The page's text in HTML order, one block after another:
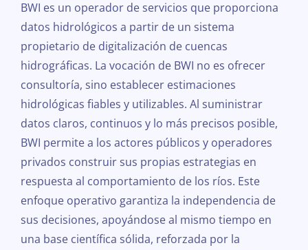
BWI es un operador de servicios que proporciona
datos hidrológicos a partir de un sistema
propietario de digitalización de cuencas
hidrográficas. La vocación de BWI no es ofrecer
consultoría, sino establecer estimaciones
hidrológicas fiables y utilizables. Al suministrar
datos claros, continuos y lo más precisos posible,
BWI permite a los actores públicos y operadores
privados construir sus propias estrategias en
respuesta al comportamiento de los ríos. Este
enfoque operativo garantiza la independencia de
sus decisiones, apoyándose al mismo tiempo en
una base científica sólida, reforzada por la